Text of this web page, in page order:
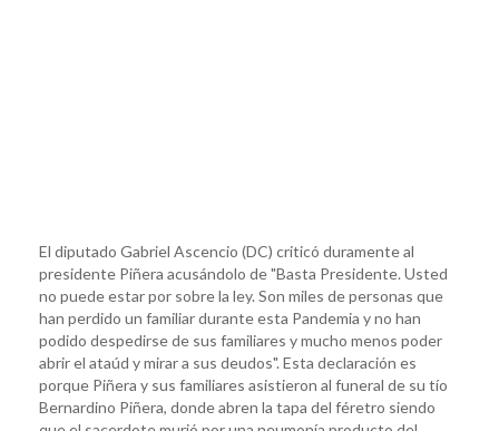
El diputado Gabriel Ascencio (DC) criticó duramente al
presidente Piñera acusándolo de "Basta Presidente. Usted
no puede estar por sobre la ley. Son miles de personas que
han perdido un familiar durante esta Pandemia y no han
podido despedirse de sus familiares y mucho menos poder
abrir el ataúd y mirar a sus deudos". Esta declaración es
porque Piñera y sus familiares asistieron al funeral de su tío
Bernardino Piñera, donde abren la tapa del féretro siendo